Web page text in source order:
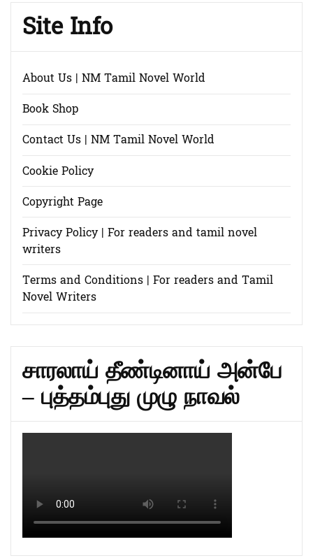
Site Info
About Us | NM Tamil Novel World
Book Shop
Contact Us | NM Tamil Novel World
Cookie Policy
Copyright Page
Privacy Policy | For readers and tamil novel
writers
Terms and Conditions | For readers and Tamil
Novel Writers
சாரலாய் தீண்டினாய் அன்பே
– புத்தம்புது முழு நாவல்